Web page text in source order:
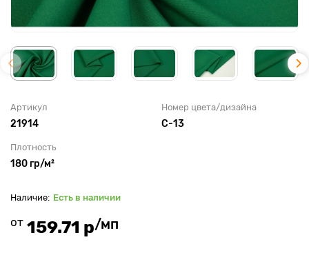
Артикул
21914
Номер цвета/дизайна
С-13
Плотность
180 гр/м²
Есть в наличии
от 159.71 р/мп